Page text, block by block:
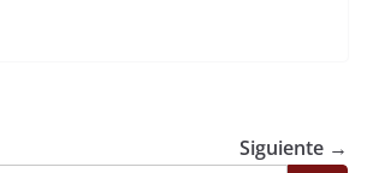
Siguiente →